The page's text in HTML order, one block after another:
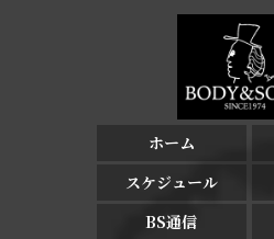
ホーム
スケジュール
BS通信